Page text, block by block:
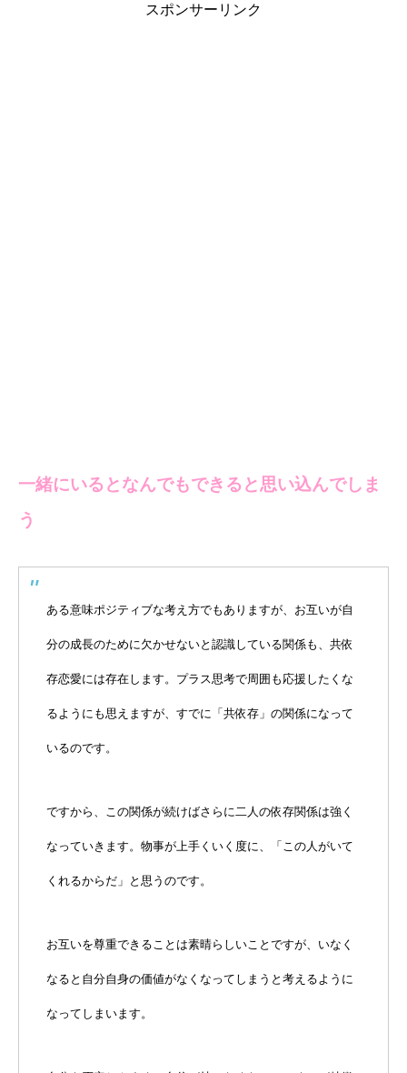
スポンサーリンク
一緒にいるとなんでもできると思い込んでしま
う
ある意味ポジティブな考え方でもありますが、お互いが自
分の成長のために欠かせないと認識している関係も、共依
存恋愛には存在します。プラス思考で周囲も応援したくな
るようにも思えますが、すでに「共依存」の関係になって
いるのです。
ですから、この関係が続けばさらに二人の依存関係は強く
なっていきます。物事が上手くいく度に、「この人がいて
くれるからだ」と思うのです。
お互いを尊重できることは素晴らしいことですが、いなく
なると自分自身の価値がなくなってしまうと考えるように
なってしまいます。